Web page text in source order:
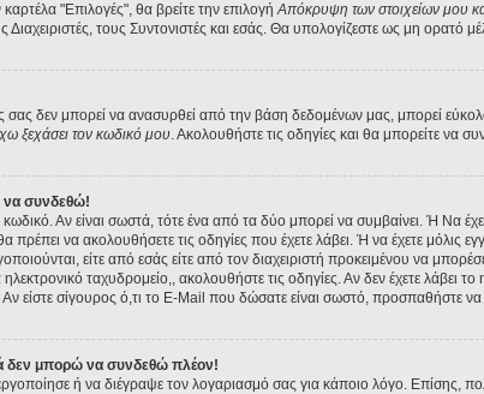
"Επιλογές", θα βρείτε την επιλογήΑπόκρυψη των στοιχείων μου
τους Συντονιστές και εσάς. Θα υπολογίζεστε ως μη ορατό
δεν μπορεί να ανασυρθεί από την βάση δεδομένων μας, μπορεί εύκολα
ξεχάσει τον κωδικό μου. Ακολουθήστε τις οδηγίες και θα μπορείτε να
συνδεθώ!
Αν είναι σωστά, τότε ένα από τα δύο μπορεί να συμβαίνει. Ή Να
πρέπει να ακολουθήσετε τις οδηγίες που έχετε λάβει. Ή να έχετε μόλις
είτε από εσάς είτε από τον διαχειριστή προκειμένου να
ταχυδρομείο,, ακολουθήστε τις οδηγίες. Αν δεν έχετε λάβει
είστε σίγουρος ό,τι το E-Mail που δώσατε είναι σωστό, προσπαθήστε να
δεν μπορώ να συνδεθώ πλέον!
ή να διέγραψε τον λογαριασμό σας για κάποιο λόγο.